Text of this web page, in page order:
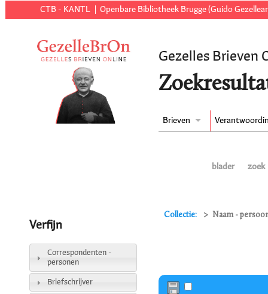
CTB - KANTL Openbare Bibliotheek Brugge (Guido
Gezelles Brieven
Brieven
blader zoek
Collectie: Naam -
Verfijn
Correspondenten -
personen
Briefschrijver